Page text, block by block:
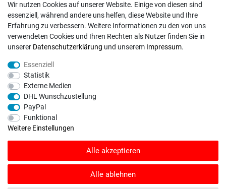
Vorkasse
DHL
Montag - Freitag, 09:00 - 18:00
info@rasentraktoren-motoren.de
MA-Versand GmbH, 53925 Kall, In der Laach 1-3
Unser Unternehmen sammelt über den unabhängigen Dienstleister
Maßnahmen ein, um Bewertungen zu verifizieren.
von Kundenbewertungen auf SHOPVOTE finden Sie hier.
Wir nutzen Cookies auf unserer Website. Einige von diesen sind
essenziell, während andere uns helfen, diese Website und Ihre
Erfahrung zu verbessern. Weitere Informationen zu den von uns
verwendeten Cookies und Ihren Rechten als Nutzer finden Sie in
unserer Daten­schutz­erklärung und unserem Impressum.
Essenziell
Statistik
Externe Medien
DHL Wunschzustellung
PayPal
Funktional
Weitere Einstellungen
Alle akzeptieren
Alle ablehnen